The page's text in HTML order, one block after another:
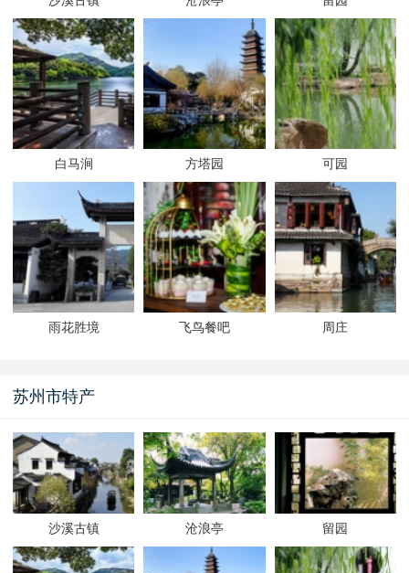
白马涧 方塔园 可园
雨花胜境 飞鸟餐吧 周庄
苏州市特产
沙溪古镇 沧浪亭 留园